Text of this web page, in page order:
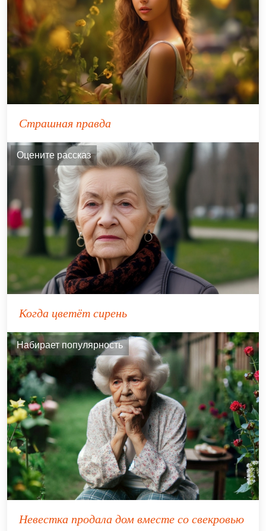
Страшная правда
Оцените рассказ
Когда цветёт сирень
Набирает популярность
Невестка продала дом вместе со свекровью